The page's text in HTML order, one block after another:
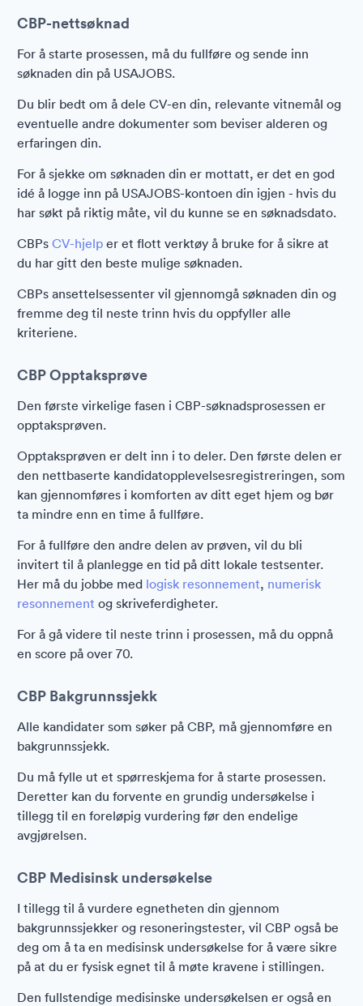
CBP-nettsøknad
For å starte prosessen, må du fullføre og sende inn
søknaden din på USAJOBS.
Du blir bedt om å dele CV-en din, relevante vitnemål og
eventuelle andre dokumenter som beviser alderen og
erfaringen din.
For å sjekke om søknaden din er mottatt, er det en god
idé å logge inn på USAJOBS-kontoen din igjen - hvis du
har søkt på riktig måte, vil du kunne se en søknadsdato.
CBPs CV-hjelp er et flott verktøy å bruke for å sikre at
du har gitt den beste mulige søknaden.
CBPs ansettelsessenter vil gjennomgå søknaden din og
fremme deg til neste trinn hvis du oppfyller alle
kriteriene.
CBP Opptaksprøve
Den første virkelige fasen i CBP-søknadsprosessen er
opptaksprøven.
Opptaksprøven er delt inn i to deler. Den første delen er
den nettbaserte kandidatopplevelsesregistreringen, som
kan gjennomføres i komforten av ditt eget hjem og bør
ta mindre enn en time å fullføre.
For å fullføre den andre delen av prøven, vil du bli
invitert til å planlegge en tid på ditt lokale testsenter.
Her må du jobbe med logisk resonnement, numerisk
resonnement og skriveferdigheter.
For å gå videre til neste trinn i prosessen, må du oppnå
en score på over 70.
CBP Bakgrunnssjekk
Alle kandidater som søker på CBP, må gjennomføre en
bakgrunnssjekk.
Du må fylle ut et spørreskjema for å starte prosessen.
Deretter kan du forvente en grundig undersøkelse i
tillegg til en foreløpig vurdering før den endelige
avgjørelsen.
CBP Medisinsk undersøkelse
I tillegg til å vurdere egnetheten din gjennom
bakgrunnssjekker og resoneringstester, vil CBP også be
deg om å ta en medisinsk undersøkelse for å være sikre
på at du er fysisk egnet til å møte kravene i stillingen.
Den fullstendige medisinske undersøkelsen er også en